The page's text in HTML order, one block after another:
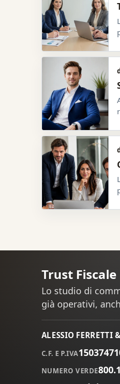
Trust Fiscale
Lo studio di
già operativi,
ALESSIO FERRETTI
C.F. E P.IVA
NUMERO VERDE